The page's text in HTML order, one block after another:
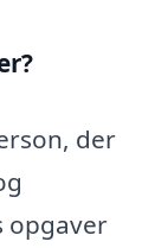
der
opgaver